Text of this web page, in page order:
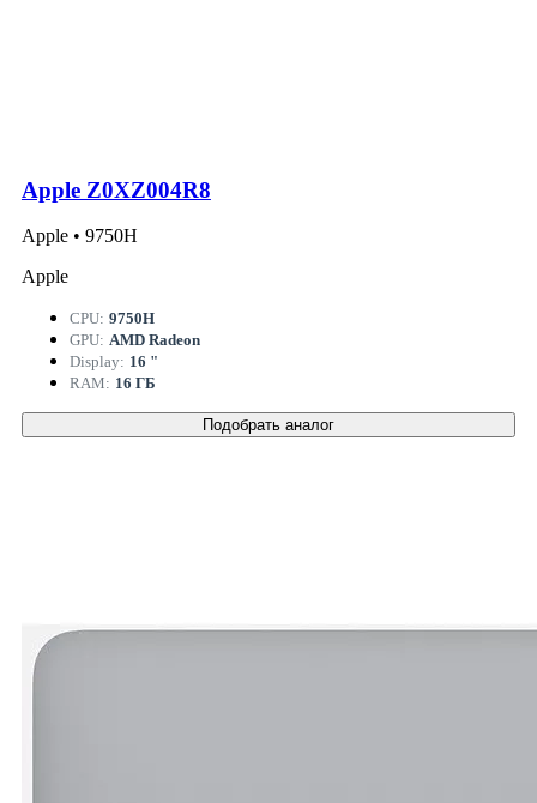
Apple Z0XZ004R8
Apple • 9750H
Apple
CPU: 9750H
GPU: AMD Radeon
Display: 16 "
RAM: 16 ГБ
Подобрать аналог